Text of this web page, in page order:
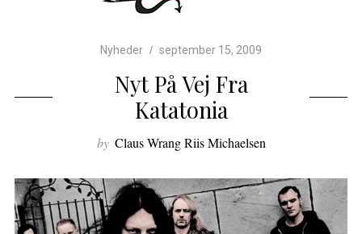
Nyheder september 15, 2009
Nyt På Vej Fra
Katatonia
by Claus Wrang Riis Michaelsen